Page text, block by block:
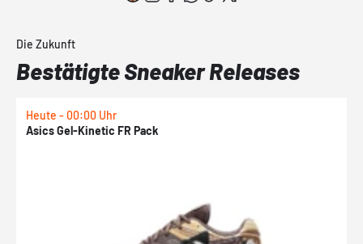
Die Zukunft
Bestätigte Sneaker Releases
Heute - 00:00 Uhr
Asics Gel-Kinetic FR Pack